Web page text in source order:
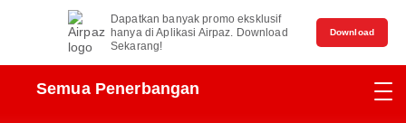
Dapatkan banyak promo eksklusif
hanya di Aplikasi Airpaz. Download
Sekarang!
Download
Semua Penerbangan